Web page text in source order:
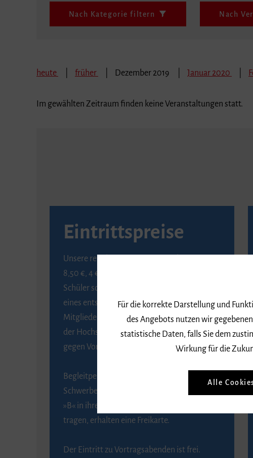
Nach Kategorie filtern Nach
heute früher Dezember 2019 Januar 2020
Im gewählten Zeitraum finden keine Veranstaltungen statt.
Eintrittspreise
Unsere regulären Eintrittspreise betragen
8,50 €, 4 € ermäßigt für Schülerinnen und
Schüler sowie Studierende gegen Vorlage
eines entsprechenden Nachweises, 6 € für
Mitglieder der Gesellschaft zur Förderung
der Hochschule für Musik Freiburg e. V.
gegen Vorlage des Mitgliedsausweises.
Begleitpersonen von Menschen mit
Schwerbehinderung, die das Merkzeichen
»B« in ihrem Schwerbehindertenausweis
tragen, erhalten eine Freikarte.
Der Eintritt zu Vortragsabenden ist frei.
Für die korrekte Darstellung und
des Angebots nutzen wir
statistische Daten, falls Sie dem
Wirkung für die
Alle